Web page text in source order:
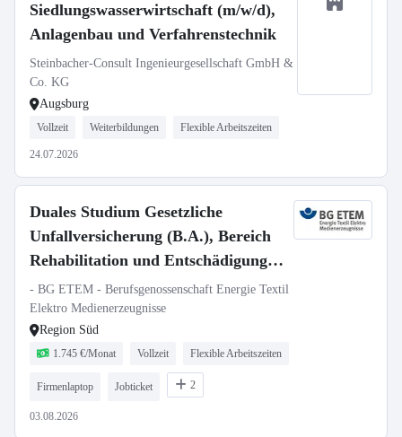
Siedlungswasserwirtschaft (m/w/d),
Anlagenbau und Verfahrenstechnik
Steinbacher-Consult Ingenieurgesellschaft GmbH &
Co. KG
Augsburg
Vollzeit Weiterbildungen Flexible Arbeitszeiten
24.07.2026
Duales Studium Gesetzliche
Unfallversicherung (B.A.), Bereich
Rehabilitation und Entschädigung,
Region Süd (Augsburg, Stuttgart)
- BG ETEM - Berufsgenossenschaft Energie Textil
Elektro Medienerzeugnisse
Region Süd
1.745 €/Monat Vollzeit Flexible Arbeitszeiten
Firmenlaptop Jobticket 2
03.08.2026